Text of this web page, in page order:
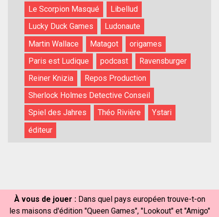
Le Scorpion Masqué
Libellud
Lucky Duck Games
Ludonaute
Martin Wallace
Matagot
origames
Paris est Ludique
podcast
Ravensburger
Reiner Knizia
Repos Production
Sherlock Holmes Detective Conseil
Spiel des Jahres
Théo Rivière
Ystari
éditeur
À vous de jouer : Dans quel pays européen trouve-t-on
les maisons d'édition "Queen Games", "Lookout" et "Amigo"